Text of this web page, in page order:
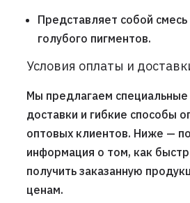
Представляет собой
голубого пигментов.
Условия оплаты и
Мы предлагаем специальные
доставки и гибкие способы
оптовых клиентов. Ниже —
информация о том, как
получить заказанную
ценам.